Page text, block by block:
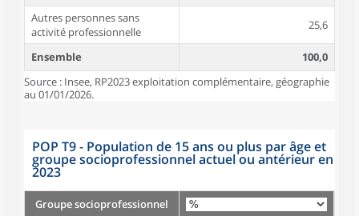
Autres personnes sans
activité professionnelle
25,6
Ensemble
100,0
Source : Insee, RP2023 exploitation complémentaire, géographie
au 01/01/2026.
POP T9 - Population de 15 ans ou plus par âge et
groupe socioprofessionnel actuel ou antérieur en
2023
Groupe socioprofessionnel